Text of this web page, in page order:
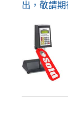
出，敬請期